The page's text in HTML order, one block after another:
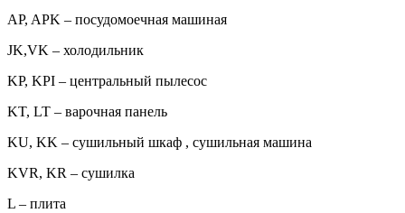
AP, APK – посудомоечная машиная
JK,VK – холодильник
KP, KPI – центральный пылесос
KT, LT – варочная панель
KU, KK – сушильный шкаф , сушильная машина
KVR, KR – сушилка
L – плита